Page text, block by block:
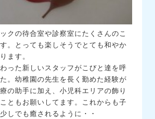
クの待合室や診察室にたくさんのこ
。とっても楽しそうでとても和やか
ます。
った新しいスタッフがこびと達を呼
。幼稚園の先生を長く勤めた経験が
の助手に加え、小児科エリアの飾り
ともお願いしてます。これからも子
しでも癒されるように・・